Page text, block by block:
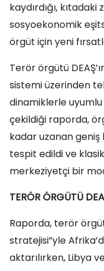
kaydırdığı, kıtadaki
sosyoekonomik
örgüt için yeni
Terör örgütü
sistemi üzerinden
dinamiklerle
çekildiği raporda,
kadar uzanan geniş
tespit edildi ve
merkeziyetçi bir
TERÖR ÖRGÜTÜ
Raporda, terör
stratejisi”yle
aktarılırken, Libya